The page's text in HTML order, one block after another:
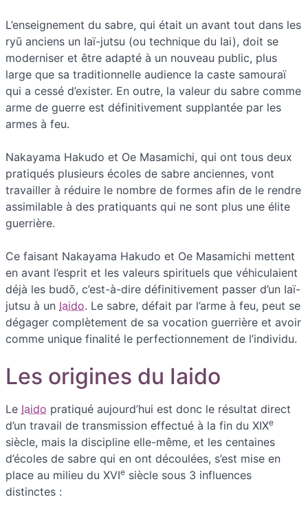
L’enseignement du sabre, qui était un avant tout dans les
ryū anciens un Iaï-jutsu (ou technique du Iai), doit se
moderniser et être adapté à un nouveau public, plus
large que sa traditionnelle audience la caste samouraï
qui a cessé d’exister. En outre, la valeur du sabre comme
arme de guerre est définitivement supplantée par les
armes à feu.
Nakayama Hakudo et Oe Masamichi, qui ont tous deux
pratiqués plusieurs écoles de sabre anciennes, vont
travailler à réduire le nombre de formes afin de le rendre
assimilable à des pratiquants qui ne sont plus une élite
guerrière.
Ce faisant Nakayama Hakudo et Oe Masamichi mettent
en avant l’esprit et les valeurs spirituels que véhiculaient
déjà les budō, c’est-à-dire définitivement passer d’un Iaï-
jutsu à un Iaido. Le sabre, défait par l’arme à feu, peut se
dégager complètement de sa vocation guerrière et avoir
comme unique finalité le perfectionnement de l’individu.
Les origines du Iaido
Le Iaido pratiqué aujourd’hui est donc le résultat direct
d’un travail de transmission effectué à la fin du XIXe
siècle, mais la discipline elle-même, et les centaines
d’écoles de sabre qui en ont découlées, s’est mise en
place au milieu du XVIe siècle sous 3 influences
distinctes :